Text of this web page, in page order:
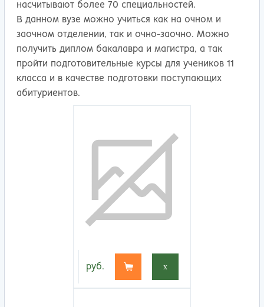
насчитывают более 70 специальностей.
В данном вузе можно учиться как на очном и
заочном отделении, так и очно-заочно. Можно
получить диплом бакалавра и магистра, а так
пройти подготовительные курсы для учеников 11
класса и в качестве подготовки поступающих
абитуриентов.
руб. x